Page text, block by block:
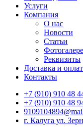
Услуги
Компания
О нас
Новости
Статьи
Реквизиты
Доставка и
Контакты
+7 (910) 910 48
+7 (910) 910 48
г. Калуга ул.